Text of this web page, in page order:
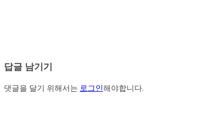
답글 남기기
댓글을 달기 위해서는 로그인해야합니다.